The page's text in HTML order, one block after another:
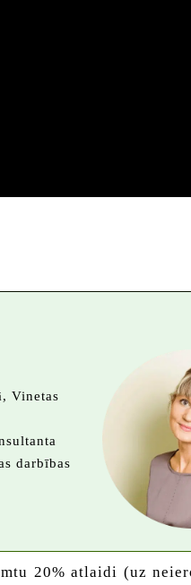
Vinetas
darbības
20% atlaidi (uz